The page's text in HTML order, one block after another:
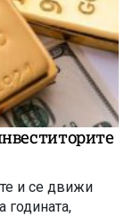
и се движи
годината,